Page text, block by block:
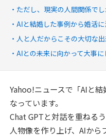
ただし、現実の人間関係で
AIと結婚した事例から婚活
人と人だからこその大切な
AIとの未来に向かって大事に
Yahoo!ニュースで「AIと
なっています。
Chat GPTと対話を重ねる
人物像を作り上げ、AIか